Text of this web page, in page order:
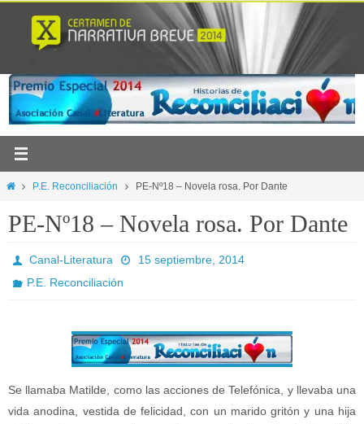
contenido
InicioP.E. Reconciliación PE-Nº18 – Novela rosa. Por Dante
PE-Nº18 – Novela rosa. Por Dante
Canal-Literatura
15 septiembre, 2014
P.E. Reconciliación
Se llamaba Matilde, como las acciones de Telefónica, y llevaba una
vida anodina, vestida de felicidad, con un marido gritón y una hija